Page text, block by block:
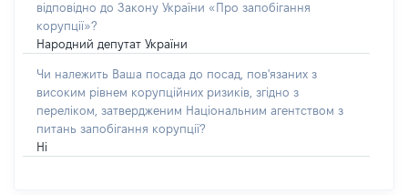
відповідно до Закону України «Про запобігання
корупції»?
Народний депутат України
Чи належить Ваша посада до посад, пов'язаних з
високим рівнем корупційних ризиків, згідно з
переліком, затвердженим Національним агентством з
питань запобігання корупції?
Ні